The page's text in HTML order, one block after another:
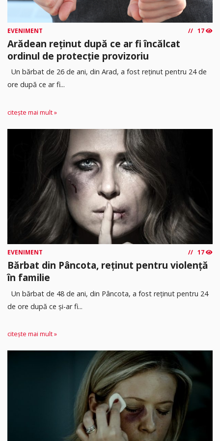
EVENIMENT 17
Arădean reținut după ce ar fi încălcat
ordinul de protecție provizoriu
Un bărbat de 26 de ani, din Arad, a fost reținut pentru 24 de
ore după ce ar fi...
citește mai mult »
EVENIMENT 17
Bărbat din Pâncota, reținut pentru violență
în familie
Un bărbat de 48 de ani, din Pâncota, a fost reținut pentru 24
de ore după ce și-ar fi...
citește mai mult »